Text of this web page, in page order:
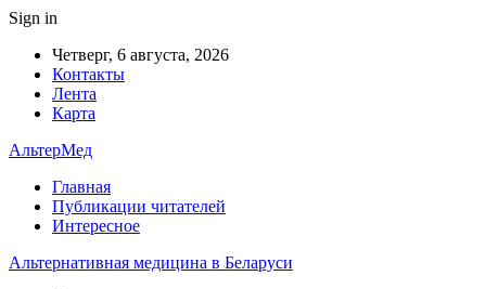
Sign in
Четверг, 6 августа, 2026
Контакты
Лента
Карта
АльтерМед
Главная
Публикации читателей
Интересное
Альтернативная медицина в Беларуси